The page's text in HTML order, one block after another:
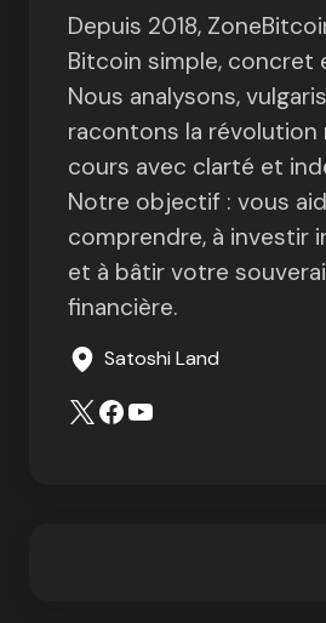
Depuis 2018,
Bitcoin simple, concret
Nous analysons,
racontons la révolution
cours avec clarté et
Notre objectif : vous
comprendre, à investir
et à bâtir votre
financière.
Satoshi Land